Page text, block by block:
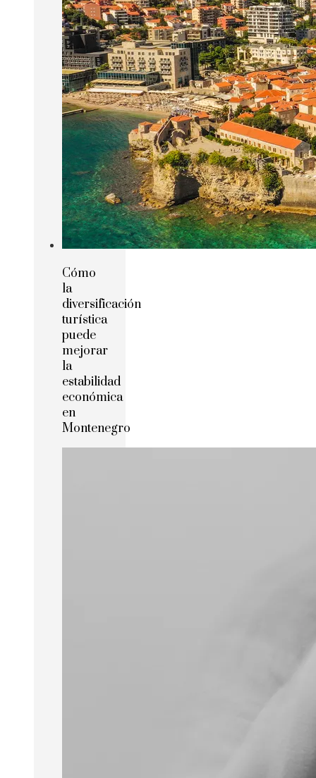
Cómo
la
diversificación
turística
puede
mejorar
la
estabilidad
económica
en
Montenegro